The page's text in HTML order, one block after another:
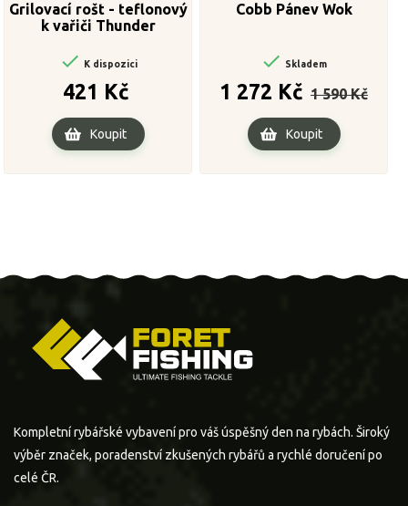
Grilovací rošt - teflonový
k vařiči Thunder
 K dispozici
421 Kč
Koupit
Cobb Pánev Wok
 Skladem
1 272 Kč
cena
1 590 Kč
Koupit
Kompletní rybářské vybavení pro váš úspěšný den na rybách. Široký
výběr značek, poradenství zkušených rybářů a rychlé doručení po
celé ČR.